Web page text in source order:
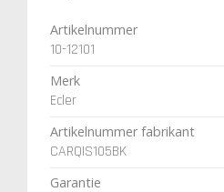
Artikelnummer
10-12101
Merk
Ecler
Artikelnummer fabrikant
CARQIS105BK
Garantie